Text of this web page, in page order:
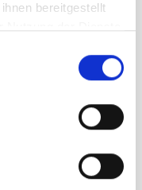
bereitgestellt
Tee Herren